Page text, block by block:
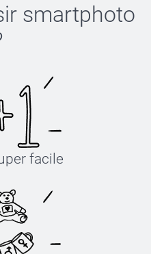
smartphoto
facile